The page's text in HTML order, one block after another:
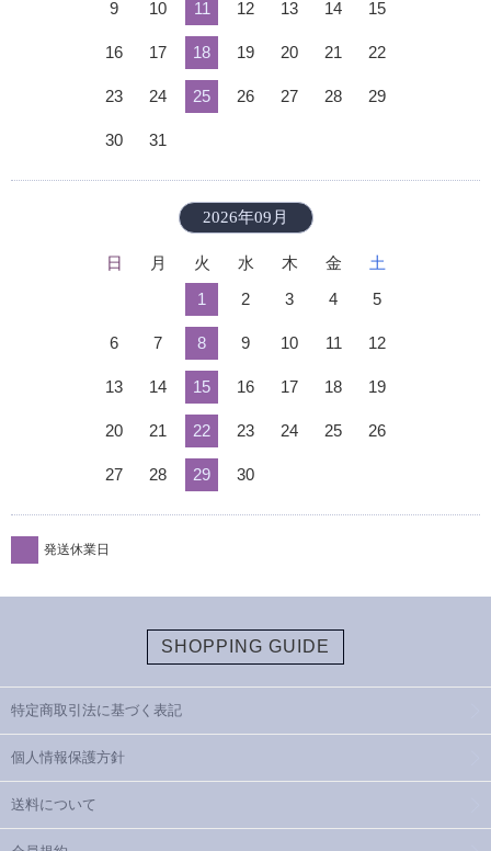
9 10 11 12 13 14 15
16 17 18 19 20 21 22
23 24 25 26 27 28 29
30 31
2026年09月
日 月 火 水 木 金
土
1
2 3 4 5
6 7 8 9 10 11 12
13 14 15 16 17 18 19
20 21 22 23 24 25 26
27 28 29 30
発送休業日
SHOPPING GUIDE
特定商取引法に基づく表記
個人情報保護方針
送料について